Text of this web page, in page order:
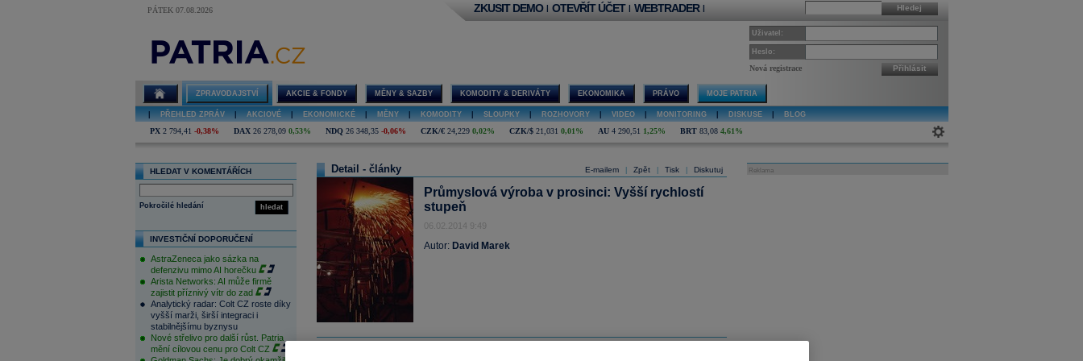
PÁTEK 07.08.2026 Hledej
ZKUSIT DEMO | OTEVŘÍT ÚČET | WEBTRADER |
Uživatel:
Heslo:
Nová registrace Přihlásit
ZPRAVODAJSTVÍ AKCIE & FONDY MĚNY & SAZBY KOMODITY & DERIVÁTY EKONOMIKA PRÁVO MOJE PATRIA
PŘEHLED ZPRÁV AKCIOVÉ EKONOMICKÉ MĚNY KOMODITY SLOUPKY ROZHOVORY VIDEO MONITORING DISKUSE BLOG
PX 2 794,41 -0,38% DAX 26 278,09 0,53% NDQ 26 348,35 -0,06% CZK/€ 24,229 0,02% CZK/$ 21,031 0,01% AU 4 290,51 1,25% BRT 83,08 4,61%
HLEDAT V KOMENTÁŘÍCH
hledat
Pokročilé hledání
INVESTIČNÍ DOPORUČENÍ
AstraZeneca jako sázka na
defenzivu mimo AI horečku
Arista Networks: AI může firmě
zajistit příznivý vítr do zad
Analytický radar: Colt CZ roste díky
vyšší marži, širší integraci i
stabilnějšímu byznysu
Nové střelivo pro další růst. Patria
mění cílovou cenu pro Colt CZ
E-mailem Zpět Tisk Diskutuj
Detail - články
Průmyslová výroba v prosinci: Vyšší rychlostí
stupeň
06.02.2014 9:49
Autor: David Marek
Reklama